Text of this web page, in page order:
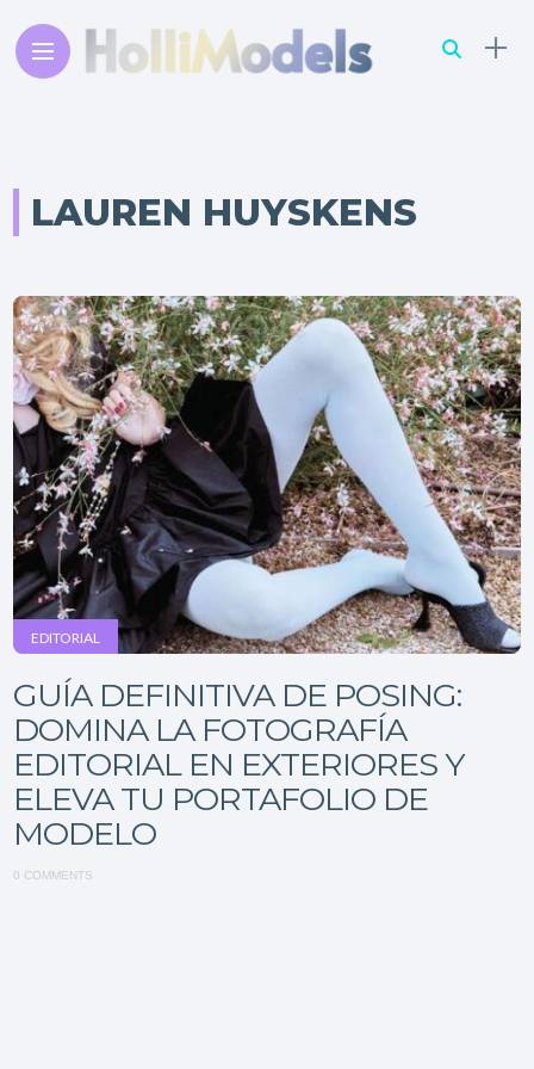
LAUREN HUYSKENS
EDITORIAL
GUÍA DEFINITIVA DE POSING:
DOMINA LA FOTOGRAFÍA
EDITORIAL EN EXTERIORES Y
ELEVA TU PORTAFOLIO DE
MODELO
0 COMMENTS